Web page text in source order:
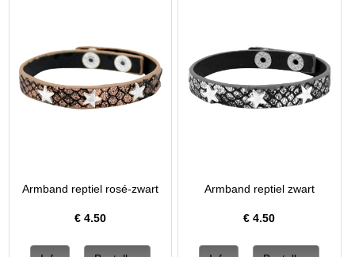
Armband reptiel rosé-zwart
€ 4.50
Armband reptiel zwart
€4.50